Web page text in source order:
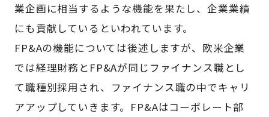
業企画に相当するような機能を果たし、企業業績
にも貢献しているといわれています。
FP&Aの機能については後述しますが、欧米企業
では経理財務とFP&Aが同じファイナンス職とし
て職種別採用され、ファイナンス職の中でキャリ
アアップしていきます。FP&Aはコーポレート部